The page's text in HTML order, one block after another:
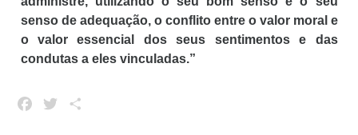
senso de adequação, o conflito entre o valor moral e
o valor essencial dos seus sentimentos e das
condutas a eles vinculadas.”
FacebookTwitter